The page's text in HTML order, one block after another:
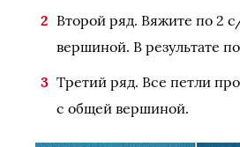
Второй ряд. Вяжите по 2
вершиной. В результате
Третий ряд. Все петли
с общей вершиной.